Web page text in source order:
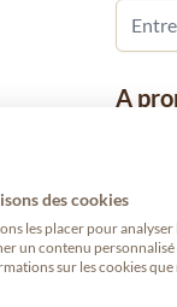
A
les
des cookies
les placer pour
un contenu
sur les cookies